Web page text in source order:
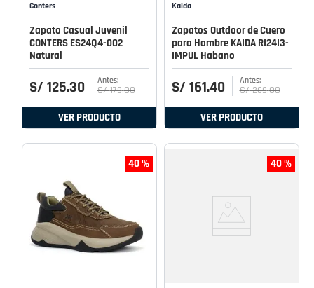
Conters
Zapato Casual Juvenil
CONTERS ES24Q4-002
Natural
S/ 125.30 S/ 179.00
VER PRODUCTO
Kaida
Zapatos Outdoor de Cuero
para Hombre KAIDA RI24I3-
IMPUL Habano
S/ 161.40 S/ 269.00
VER PRODUCTO
40 % 40 %